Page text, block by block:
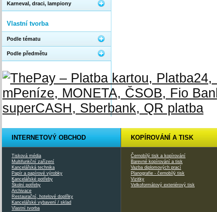
Karneval, draci, lampiony
Vlastní tvorba
Podle tématu
Podle předmětu
INTERNETOVÝ OBCHOD
Tisková média
Multifunkční zařízení
Kancelářská technika
Papír a papírové výrobky
Kancelářské potřeby
Školní potřeby
Archivace
Restaurační, hotelové doplňky
Kancelářské vybavení / sklad
Vlastní tvorba
KOPÍROVÁNÍ A TISK
Černobílý tisk a kopírování
Barevné kopírování a tisk
Vazba diplomových prací
Planografie - černobílý tisk
Vizitky
Velkoformátový exteriérový tisk